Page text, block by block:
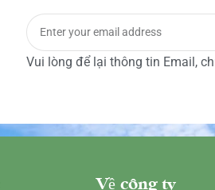
Vui lòng để lại thông tin Email,
Về công ty